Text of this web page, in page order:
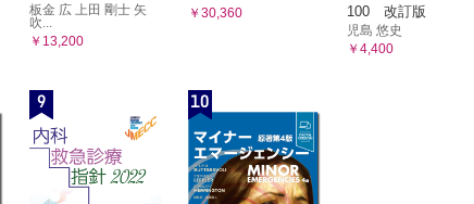
板金 広 上田 剛士 矢
吹...
￥13,200
￥30,360
100 改訂版
児島 悠史
￥4,400
9 10